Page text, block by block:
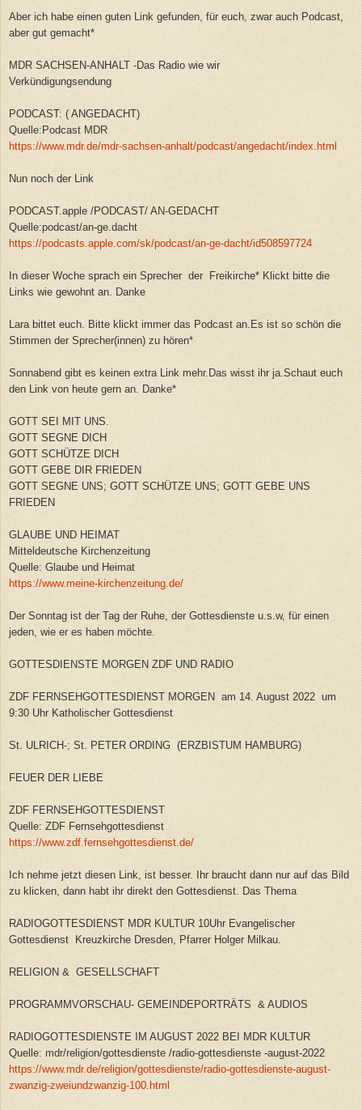
Aber ich habe einen guten Link gefunden, für euch, zwar auch Podcast,
aber gut gemacht*
MDR SACHSEN-ANHALT -Das Radio wie wir
Verkündigungsendung
PODCAST: ( ANGEDACHT)
Quelle:Podcast MDR
https://www.mdr.de/mdr-sachsen-anhalt/podcast/angedacht/index.html
Nun noch der Link
PODCAST.apple /PODCAST/ AN-GEDACHT
Quelle:podcast/an-ge.dacht
https://podcasts.apple.com/sk/podcast/an-ge-dacht/id508597724
In dieser Woche sprach ein Sprecher der Freikirche* Klickt bitte die
Links wie gewohnt an. Danke
Lara bittet euch. Bitte klickt immer das Podcast an.Es ist so schön die
Stimmen der Sprecher(innen) zu hören*
Sonnabend gibt es keinen extra Link mehr.Das wisst ihr ja.Schaut euch
den Link von heute gern an. Danke*
GOTT SEI MIT UNS.
GOTT SEGNE DICH
GOTT SCHÜTZE DICH
GOTT GEBE DIR FRIEDEN
GOTT SEGNE UNS; GOTT SCHÜTZE UNS; GOTT GEBE UNS
FRIEDEN
GLAUBE UND HEIMAT
Mitteldeutsche Kirchenzeitung
Quelle: Glaube und Heimat
https://www.meine-kirchenzeitung.de/
Der Sonntag ist der Tag der Ruhe, der Gottesdienste u.s.w, für einen
jeden, wie er es haben möchte.
GOTTESDIENSTE MORGEN ZDF UND RADIO
ZDF FERNSEHGOTTESDIENST MORGEN am 14. August 2022 um
9:30 Uhr Katholischer Gottesdienst
St. ULRICH-; St. PETER ORDING (ERZBISTUM HAMBURG)
FEUER DER LIEBE
ZDF FERNSEHGOTTESDIENST
Quelle: ZDF Fernsehgottesdienst
https://www.zdf.fernsehgottesdienst.de/
Ich nehme jetzt diesen Link, ist besser. Ihr braucht dann nur auf das Bild
zu klicken, dann habt ihr direkt den Gottesdienst. Das Thema
RADIOGOTTESDIENST MDR KULTUR 10Uhr Evangelischer
Gottesdienst Kreuzkirche Dresden, Pfarrer Holger Milkau.
RELIGION & GESELLSCHAFT
PROGRAMMVORSCHAU- GEMEINDEPORTRÄTS & AUDIOS
RADIOGOTTESDIENSTE IM AUGUST 2022 BEI MDR KULTUR
Quelle: mdr/religion/gottesdienste /radio-gottesdienste -august-2022
https://www.mdr.de/religion/gottesdienste/radio-gottesdienste-august-
zwanzig-zweiundzwanzig-100.html